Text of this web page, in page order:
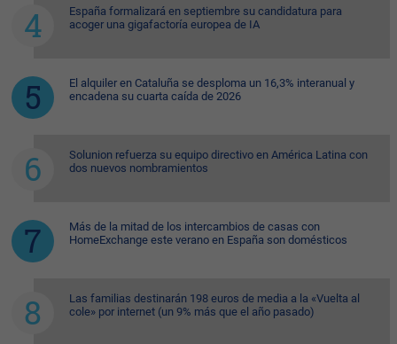
España formalizará en septiembre su candidatura para
acoger una gigafactoría europea de IA
El alquiler en Cataluña se desploma un 16,3% interanual y
encadena su cuarta caída de 2026
Solunion refuerza su equipo directivo en América Latina con
dos nuevos nombramientos
Más de la mitad de los intercambios de casas con
HomeExchange este verano en España son domésticos
Las familias destinarán 198 euros de media a la «Vuelta al
cole» por internet (un 9% más que el año pasado)